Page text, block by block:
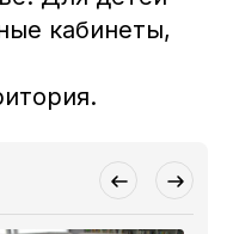
кабинеты,